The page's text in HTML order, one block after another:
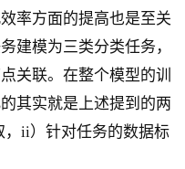
率方面的提高也是至关
建模为三类分类任务，
关联。在整个模型的训
其实就是上述提到的两
ii）针对任务的数据标